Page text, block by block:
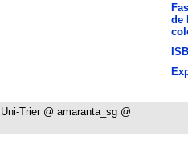
de
Uni-Trier @ amaranta_sg @